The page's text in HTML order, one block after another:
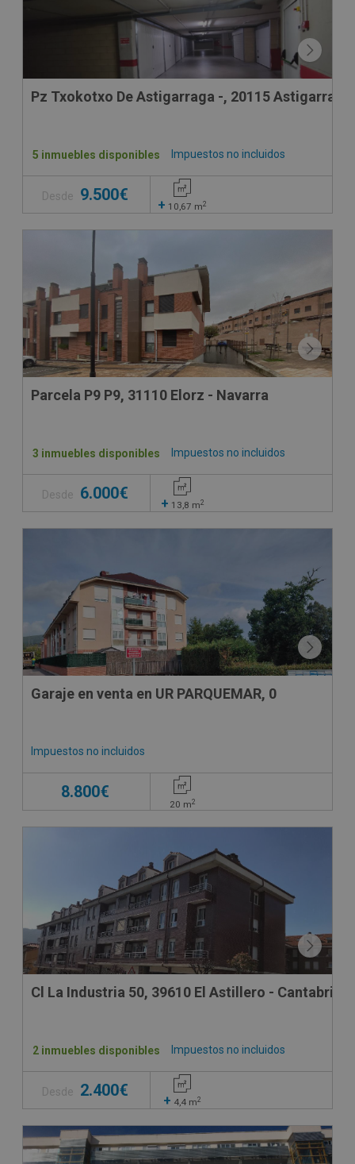
Pz Txokotxo De Astigarraga -, 20115
Impuestos no incluidos
5 inmuebles disponibles
Desde 9.500€
+ 10,67 m2
Parcela P9 P9, 31110 Elorz - Navarra
Impuestos no incluidos
3 inmuebles disponibles
Desde 6.000€
+ 13,8 m2
Garaje en venta en UR PARQUEMAR, 0
Impuestos no incluidos
8.800€
20 m2
Cl La Industria 50, 39610 El Astillero - Cantabria
Impuestos no incluidos
2 inmuebles disponibles
Desde 2.400€
+ 4,4 m2